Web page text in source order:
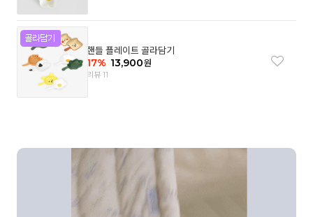
핸들 플레이트 골라담기
17% 13,900원
리뷰 11